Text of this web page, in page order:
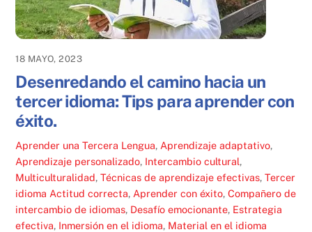
18 MAYO, 2023
Desenredando el camino hacia un
tercer idioma: Tips para aprender con
éxito.
Aprender una Tercera Lengua, Aprendizaje adaptativo,
Aprendizaje personalizado, Intercambio cultural,
Multiculturalidad,Técnicas de aprendizaje efectivas,Tercer
idioma Actitud correcta, Aprender con éxito,Compañero de
intercambio de idiomas, Desafío emocionante, Estrategia
efectiva, Inmersión en el idioma, Material en el idioma